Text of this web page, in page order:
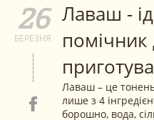
26
БЕРЕЗНЯ
Лаваш -
Лаваш – це
лише з 4
борошно, вода,